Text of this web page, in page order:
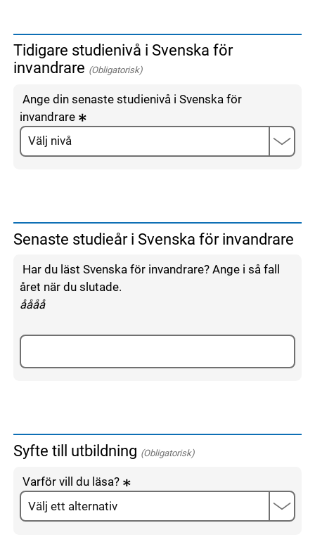
Tidigare studienivå i Svenska för
invandrare (Obligatorisk)
Ange din senaste studienivå i Svenska för
invandrare
Senaste studieår i Svenska för invandrare
Har du läst Svenska för invandrare? Ange i så fall
året när du slutade.
enligt följande mönster:
åååå
Syfte till utbildning (Obligatorisk)
Varför vill du läsa?